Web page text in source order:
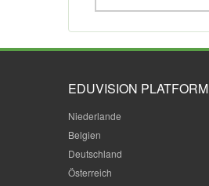
EDUVISION PLATFORM
Niederlande
Belgien
Deutschland
Österreich